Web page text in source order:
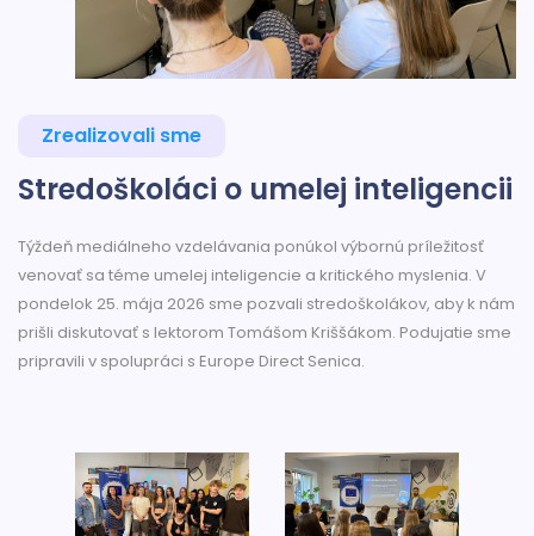
Zrealizovali sme
Stredoškoláci o umelej inteligencii
Týždeň mediálneho vzdelávania ponúkol výbornú príležitosť
venovať sa téme umelej inteligencie a kritického myslenia. V
pondelok 25. mája 2026 sme pozvali stredoškolákov, aby k nám
prišli diskutovať s lektorom Tomášom Kriššákom. Podujatie sme
pripravili v spolupráci s Europe Direct Senica.